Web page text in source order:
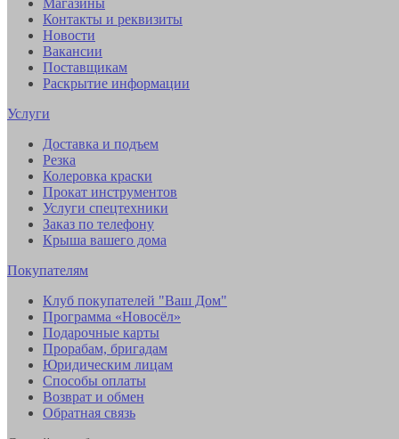
Контакты и реквизиты
Новости
Вакансии
Поставщикам
Раскрытие информации
Услуги
Доставка и подъем
Резка
Колеровка краски
Прокат инструментов
Услуги спецтехники
Заказ по телефону
Крыша вашего дома
Покупателям
Клуб покупателей "Ваш Дом"
Программа «Новосёл»
Подарочные карты
Прорабам, бригадам
Юридическим лицам
Способы оплаты
Возврат и обмен
Обратная связь